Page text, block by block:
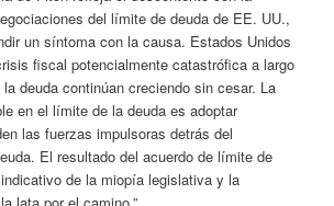
del límite de deuda de EE. UU.,
un síntoma con la causa. Estados Unidos
fiscal potencialmente catastrófica a largo
deuda continúan creciendo sin cesar. La
en el límite de la deuda es adoptar
las fuerzas impulsoras detrás del
El resultado del acuerdo de límite de
de la miopía legislativa y la
lata por el camino.”